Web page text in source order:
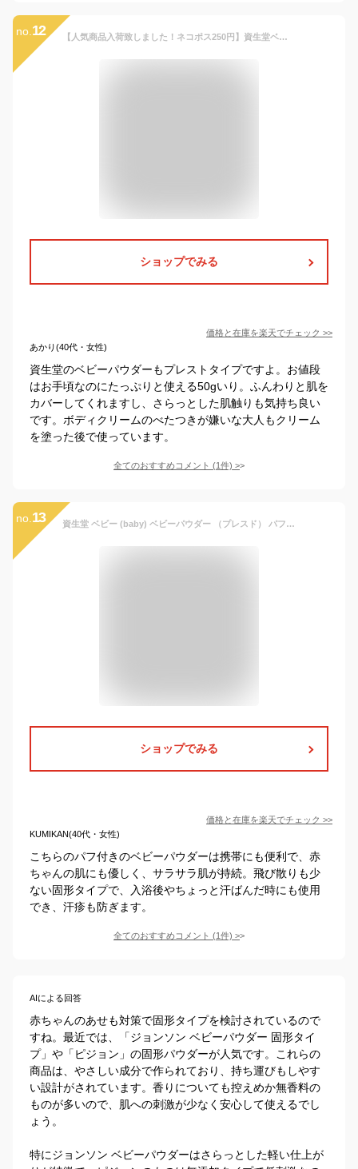
no. 12 【人気商品入荷致しました！ネコポス250円】資生堂ベビーパウダー（プレスド） 50g
ショップでみる
価格と在庫を楽天でチェック >>
あかり(40代・女性)
資生堂のベビーパウダーもプレストタイプですよ。お値段
はお手頃なのにたっぷりと使える50gいり。ふんわりと肌を
カバーしてくれますし、さらっとした肌触りも気持ち良い
です。ボディクリームのべたつきが嫌いな大人もクリーム
を塗った後で使っています。
全てのおすすめコメント (1件) >
no. 13 資生堂 ベビー (baby) ベビーパウダー （プレスド） パフ付き (50g) 【SJ】
ショップでみる
価格と在庫を楽天でチェック >>
KUMIKAN(40代・女性)
こちらのパフ付きのベビーパウダーは携帯にも便利で、赤
ちゃんの肌にも優しく、サラサラ肌が持続。飛び散りも少
ない固形タイプで、入浴後やちょっと汗ばんだ時にも使用
でき、汗疹も防ぎます。
全てのおすすめコメント (1件) >
AIによる回答
赤ちゃんのあせも対策で固形タイプを検討されているので
すね。最近では、「ジョンソン ベビーパウダー 固形タイ
プ」や「ピジョン」の固形パウダーが人気です。これらの
商品は、やさしい成分で作られており、持ち運びもしやす
い設計がされています。香りについても控えめか無香料の
ものが多いので、肌への刺激が少なく安心して使えるでし
ょう。
特にジョンソン ベビーパウダーはさらっとした軽い仕上が